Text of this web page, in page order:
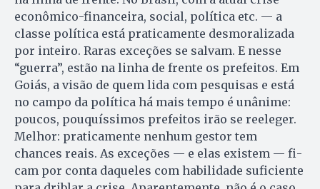
econômico-financeira, social, política etc. — a
classe política está praticamente desmoralizada
por inteiro. Raras exceções se salvam. E nesse
“guerra”, estão na linha de frente os prefeitos. Em
Goiás, a visão de quem lida com pesquisas e está
no campo da política há mais tempo é unânime:
poucos, pouquíssimos prefeitos irão se reeleger.
Melhor: praticamente ne­nhum gestor tem
chances reais. As exceções — e elas existem — fi­
cam por conta daqueles com habilidade suficiente